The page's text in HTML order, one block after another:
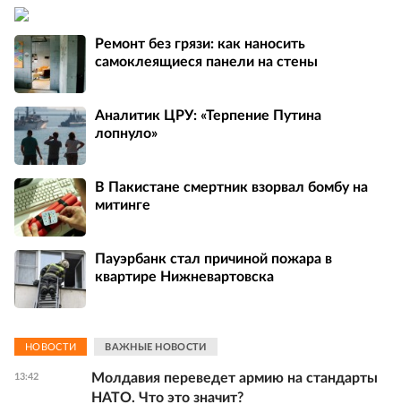
Ремонт без грязи: как наносить
самоклеящиеся панели на стены
Аналитик ЦРУ: «Терпение Путина
лопнуло»
В Пакистане смертник взорвал бомбу на
митинге
Пауэрбанк стал причиной пожара в
квартире Нижневартовска
НОВОСТИ ВАЖНЫЕ НОВОСТИ
13:42
Молдавия переведет армию на стандарты
НАТО. Что это значит?